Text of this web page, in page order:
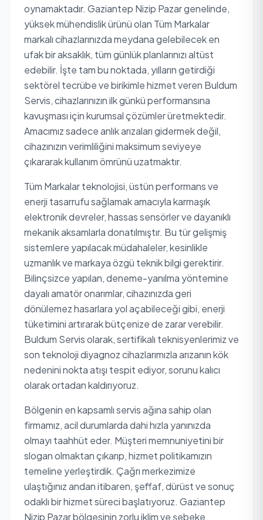
oynamaktadır. Gaziantep Nizip Pazar genelinde,
yüksek mühendislik ürünü olan Tüm Markalar
markalı cihazlarınızda meydana gelebilecek en
ufak bir aksaklık, tüm günlük planlarınızı altüst
edebilir. İşte tam bu noktada, yılların getirdiği
sektörel tecrübe ve birikimle hizmet veren Buldum
Servis, cihazlarınızın ilk günkü performansına
kavuşması için kurumsal çözümler üretmektedir.
Amacımız sadece anlık arızaları gidermek değil,
cihazınızın verimliliğini maksimum seviyeye
çıkararak kullanım ömrünü uzatmaktır.
Tüm Markalar teknolojisi, üstün performans ve
enerji tasarrufu sağlamak amacıyla karmaşık
elektronik devreler, hassas sensörler ve dayanıklı
mekanik aksamlarla donatılmıştır. Bu tür gelişmiş
sistemlere yapılacak müdahaleler, kesinlikle
uzmanlık ve markaya özgü teknik bilgi gerektirir.
Bilinçsizce yapılan, deneme-yanılma yöntemine
dayalı amatör onarımlar, cihazınızda geri
dönülemez hasarlara yol açabileceği gibi, enerji
tüketimini artırarak bütçenize de zarar verebilir.
Buldum Servis olarak, sertifikalı teknisyenlerimiz ve
son teknoloji diyagnoz cihazlarımızla arızanın kök
nedenini nokta atışı tespit ediyor, sorunu kalıcı
olarak ortadan kaldırıyoruz.
Bölgenin en kapsamlı servis ağına sahip olan
firmamız, acil durumlarda dahi hızla yanınızda
olmayı taahhüt eder. Müşteri memnuniyetini bir
slogan olmaktan çıkarıp, hizmet politikamızın
temeline yerleştirdik. Çağrı merkezimize
ulaştığınız andan itibaren, şeffaf, dürüst ve sonuç
odaklı bir hizmet süreci başlatıyoruz. Gaziantep
Nizip Pazar bölgesinin zorlu iklim ve şebeke